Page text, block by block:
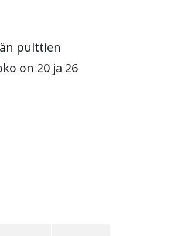
pulttien
on 20 ja 26